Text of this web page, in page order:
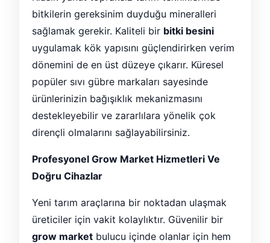
bitkilerin gereksinim duyduğu mineralleri
sağlamak gerekir. Kaliteli bir bitki besini
uygulamak kök yapısını güçlendirirken verim
dönemini de en üst düzeye çıkarır. Küresel
popüler sıvı gübre markaları sayesinde
ürünlerinizin bağışıklık mekanizmasını
destekleyebilir ve zararlılara yönelik çok
dirençli olmalarını sağlayabilirsiniz.
Profesyonel Grow Market Hizmetleri Ve
Doğru Cihazlar
Yeni tarım araçlarına bir noktadan ulaşmak
üreticiler için vakit kolaylıktır. Güvenilir bir
grow market bulucu içinde olanlar için hem